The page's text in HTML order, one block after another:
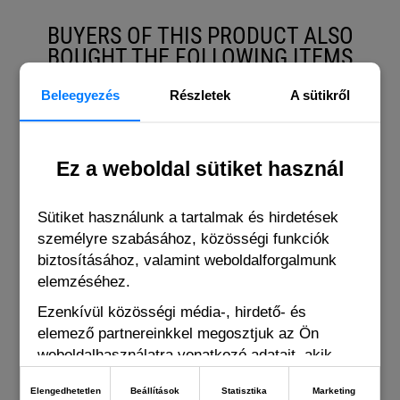
Beleegyezés Részletek A sütikről
Ez a weboldal sütiket használ
Sütiket használunk a tartalmak és hirdetések
személyre szabásához, közösségi funkciók
biztosításához, valamint weboldalforgalmunk
elemzéséhez.
Ezenkívül közösségi média-, hirdető- és
elemező partnereinkkel megosztjuk az Ön
weboldalhasználatra vonatkozó adatait, akik
Elengedhetetlen Beállítások Statisztika Marketing
BUYERS OF THIS PRODUCT ALSO
BOUGHT THE FOLLOWING ITEMS